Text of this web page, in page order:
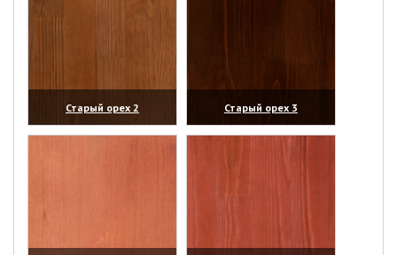
Старый орех 2
(увеличить)
Старый орех 3
(увеличить)